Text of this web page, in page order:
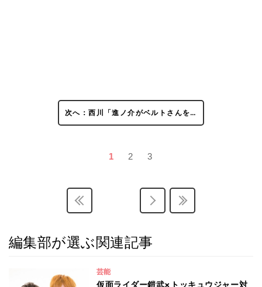
次へ：西川「進ノ介がベルトさんを…
1 2 3
編集部が選ぶ関連記事
芸能
仮面ライダー鎧武×トッキュウジャー対